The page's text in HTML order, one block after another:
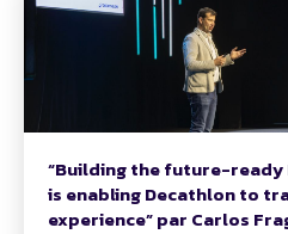
“Building the future-ready
is enabling Decathlon to
experience” par Carlos